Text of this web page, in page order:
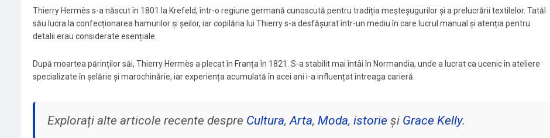
Thierry Hermès s-a născut în 1801 la Krefeld, într-o regiune germană cunoscută pentru tradiția meșteșugurilor și a prelucrării textilelor. Tatăl
său lucra la confecționarea hamurilor și șeilor, iar copilăria lui Thierry s-a desfășurat într-un mediu în care lucrul manual și atenția pentru
detalii erau considerate esențiale.
După moartea părinților săi, Thierry Hermès a plecat în Franța în 1821. S-a stabilit mai întâi în Normandia, unde a lucrat ca ucenic în ateliere
specializate în șelărie și marochinărie, iar experiența acumulată în acei ani i-a influențat întreaga carieră.
Explorați alte articole recente despre Cultura, Arta, Moda, istorie și Grace Kelly.